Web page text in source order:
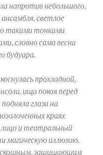
напротив небольшого,
светлое
такими тонкими
словно сама весна
будуара.
прохладной,
ища покоя перед
глаза на
краях
и театральный
магическую иллюзию.
защищающим